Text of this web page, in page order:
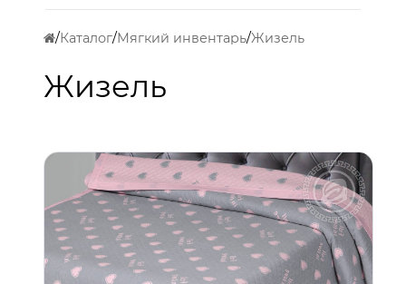
Каталог Мягкий инвентарь Жизель
Жизель